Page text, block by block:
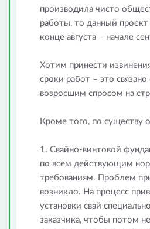
производила чисто
работы, то данный
конце августа – начале
Хотим принести
сроки работ – это
возросшим спросом на
Кроме того, по существу
1. Свайно-винтовой
по всем действующим
требованиям. Проблем
возникло. На процесс
установки свай
заказчика, чтобы потом